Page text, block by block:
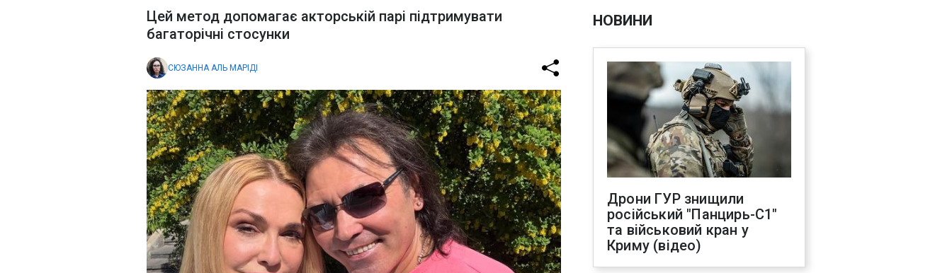
Цей метод допомагає акторській парі підтримувати
багаторічні стосунки
СЮЗАННА АЛЬ МАРІДІ
НОВИНИ
Дрони ГУР знищили
російський "Панцирь-С1"
та військовий кран у
Криму (відео)